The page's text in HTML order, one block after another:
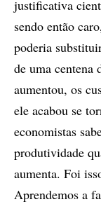
justificativa
sendo então
poderia
de uma centena
aumentou, os
ele acabou se
economistas
produtividade
aumenta. Foi
Aprendemos a